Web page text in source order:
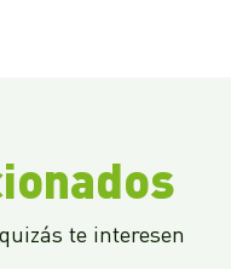
te interesen